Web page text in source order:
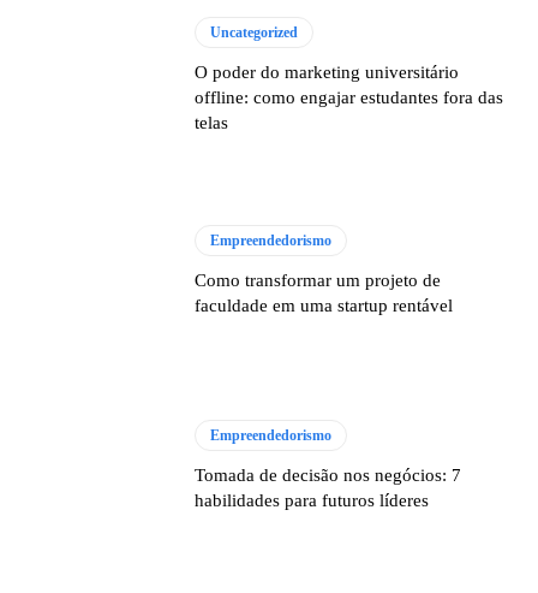
Uncategorized
O poder do marketing universitário
offline: como engajar estudantes fora das
telas
Empreendedorismo
Como transformar um projeto de
faculdade em uma startup rentável
Empreendedorismo
Tomada de decisão nos negócios: 7
habilidades para futuros líderes